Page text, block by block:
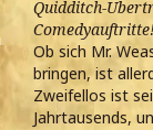
Quidditch-
Ob sich Mr.
bringen, ist
Zweifellos ist
Jahrtausends,